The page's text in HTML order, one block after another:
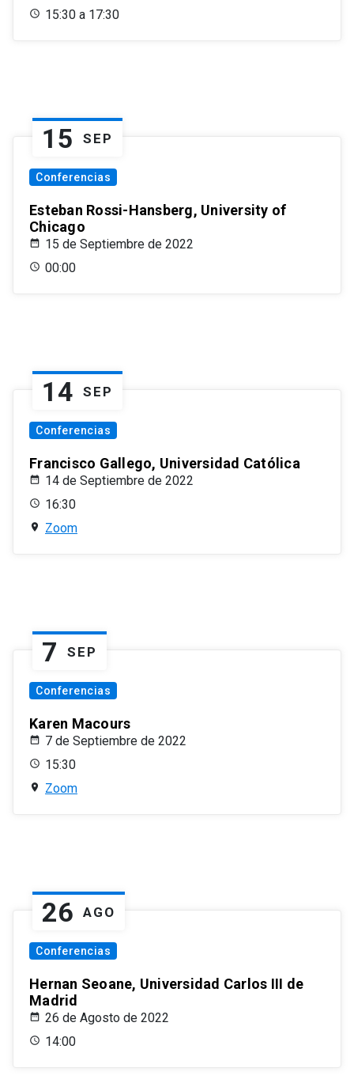
15:30 a 17:30
15 SEP
Conferencias
Esteban Rossi-Hansberg, University of
Chicago
15 de Septiembre de 2022
00:00
14 SEP
Conferencias
Francisco Gallego, Universidad Católica
14 de Septiembre de 2022
16:30
Zoom
7 SEP
Conferencias
Karen Macours
7 de Septiembre de 2022
15:30
Zoom
26 AGO
Conferencias
Hernan Seoane, Universidad Carlos III de
Madrid
26 de Agosto de 2022
14:00